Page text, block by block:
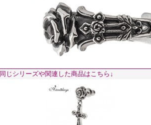
同じシリーズや関連した商品はこちら↓